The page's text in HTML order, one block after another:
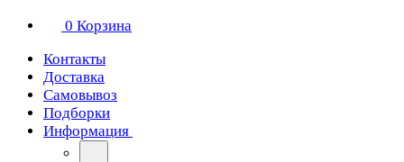
0 Корзина
Контакты
Доставка
Самовывоз
Подборки
Информация